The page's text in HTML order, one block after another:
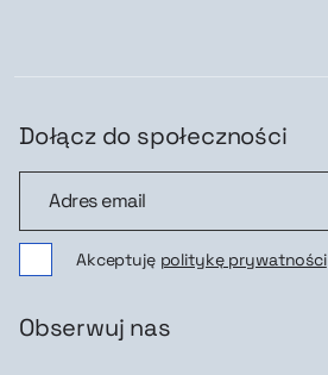
Dołącz do społeczności
Akceptuję politykę prywatności
Obserwuj nas